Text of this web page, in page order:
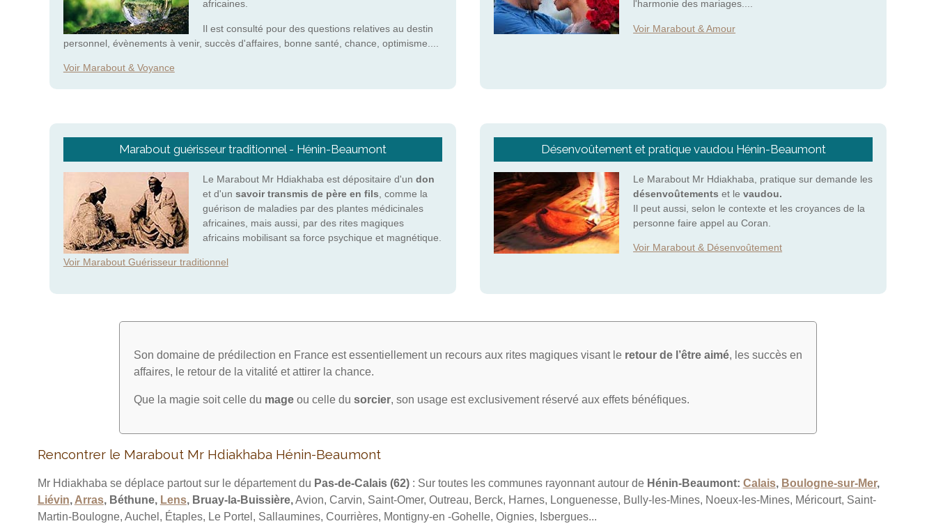
africaines.
Il est consulté pour des questions relatives au destin
personnel, évènements à venir, succès d'affaires, bonne santé, chance, optimisme....
Voir Marabout & Voyance
l'harmonie des mariages....
Voir Marabout & Amour
Marabout guérisseur traditionnel - Hénin-Beaumont
Le Marabout Mr Hdiakhaba est dépositaire d'un don
et d'un savoir transmis de père en fils , comme la
guérison de maladies par des plantes médicinales
africaines, mais aussi, par des rites magiques
africains mobilisant sa force psychique et magnétique.
Voir Marabout Guérisseur traditionnel
Désenvoûtement et pratique vaudou Hénin-Beaumont
Le Marabout Mr Hdiakhaba, pratique sur demande les
désenvoûtements et levaudou.
Il peut aussi, selon le contexte et les croyances de la
personne faire appel au Coran.
Voir Marabout & Désenvoûtement
Son domaine de prédilection en France est essentiellement un recours aux rites magiques visant le retour de l’être aimé, les succès en
affaires, le retour de la vitalité et attirer la chance.
Que la magie soit celle du mage ou celle du sorcier, son usage est exclusivement réservé aux effets bénéfiques.
Rencontrer le Marabout Mr Hdiakhaba Hénin-Beaumont
Mr Hdiakhaba se déplace partout sur le département du Pas-de-Calais (62) : Sur toutes les communes rayonnant autour de Hénin-Beaumont: Calais, Boulogne-sur-Mer,
Liévin, Arras, Béthune, Lens, Bruay-la-Buissière,Avion, Carvin, Saint-Omer, Outreau, Berck, Harnes, Longuenesse, Bully-les-Mines, Noeux-les-Mines, Méricourt, Saint-
Martin-Boulogne, Auchel, Étaples, Le Portel, Sallaumines, Courrières, Montigny-en -Gohelle, Oignies, Isbergues...